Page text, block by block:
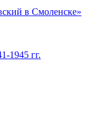
в Смоленске»
1945 гг.